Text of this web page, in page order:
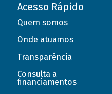
Acesso Rápido
Quem somos
Onde atuamos
Transparência
Consulta a
financiamentos